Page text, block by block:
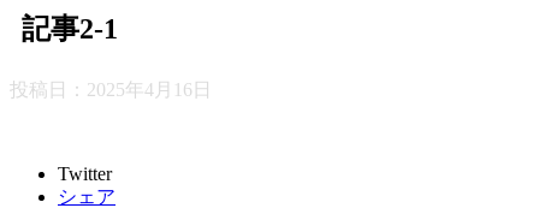
記事2-1
投稿日： 2025年4月16日
Twitter
シェア